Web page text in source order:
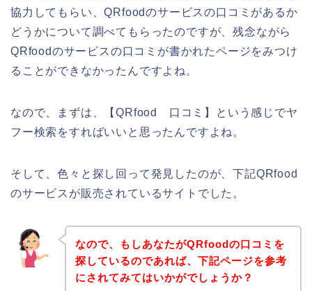
協力してもらい、QRfoodのサービスの口コミがあるか
どうかについて調べてもらったのですが、残念ながら
QRfoodのサービスの口コミが書かれたページをみつけ
ることができなかったんですよね。
なので、まずは、【QRfood 口コミ】という感じでヤ
フー検索をすればいいと思ったんですよね。
そして、色々と探し回って発見したのが、下記QRfood
のサービスが販売されているサイトでした。
なので、もしあなたがQRfoodの口コミを
探しているのであれば、下記ページを参考
にされてみてはいかがでしょうか？